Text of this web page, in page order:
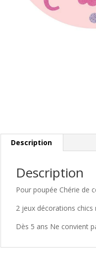
Description
Description
Pour poupée Chérie de
2 jeux décorations
Dès 5 ans Ne convient